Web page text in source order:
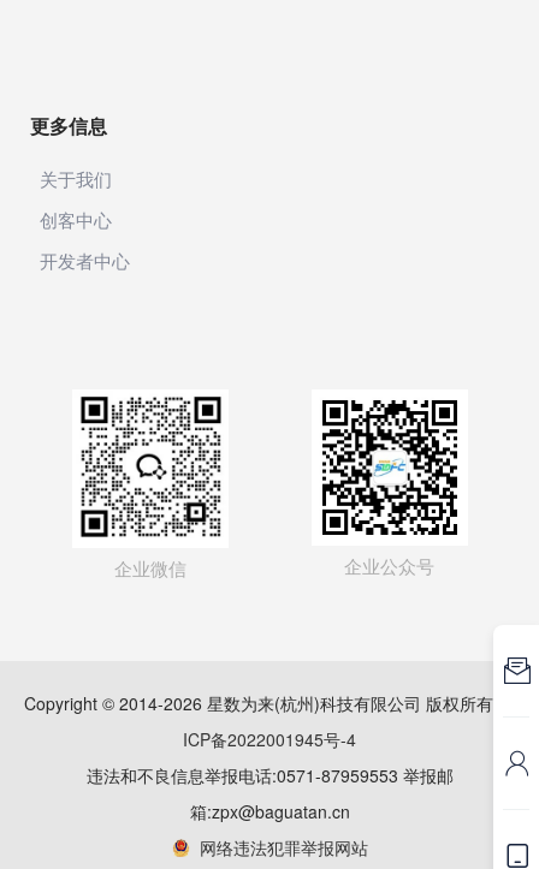
更多信息
关于我们
创客中心
开发者中心
企业微信 企业公众号
Copyright © 2014-2026 星数为来(杭州)科技有限公司 版权所有
ICP备2022001945号-4
违法和不良信息举报电话:0571-87959553 举报邮
箱:zpx@baguatan.cn
网络违法犯罪举报网站


